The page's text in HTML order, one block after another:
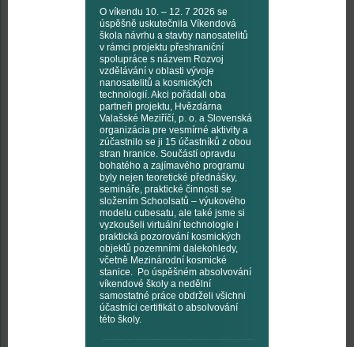
O víkendu 10. – 12. 7 2026 se
úspěšně uskutečnila Víkendová
škola návrhu a stavby nanosatelitů
v rámci projektu přeshraniční
spolupráce s názvem Rozvoj
vzdělávání v oblasti vývoje
nanosatelitů a kosmických
technologií. Akci pořádali oba
partneři projektu, Hvězdárna
Valašské Meziříčí, p. o. a Slovenská
organizácia pre vesmírné aktivity a
zúčastnilo se ji 15 účastníků z obou
stran hranice. Součástí opravdu
bohatého a zajímavého programu
byly nejen teoretické přednášky,
semináře, praktické činnosti se
složením Schoolsatů – výukového
modelu cubesatu, ale také jsme si
vyzkoušeli virtuální technologie i
praktická pozorování kosmických
objektů pozemními dalekohledy,
včetně Mezinárodní kosmické
stanice. Po úspěšném absolvování
víkendové školy a nedělní
samostatné práce obdrželi všichni
účastníci certifikát o absolvování
této školy.